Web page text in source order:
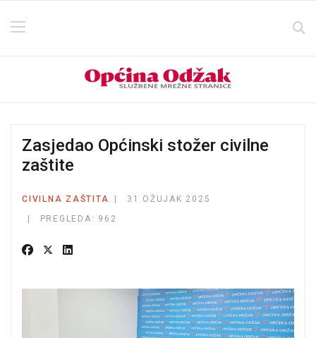
Zasjedao Općinski stožer civilne
zaštite
CIVILNA ZAŠTITA
31 OŽUJAK 2025
PREGLEDA: 962